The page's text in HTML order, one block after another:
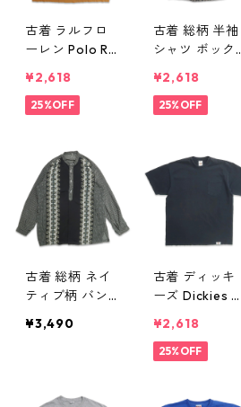
古着 ラルフロ
ーレン Polo Ral
ポロシャツ ワ
ンポイント オ
w50528
¥2,618
25%OFF
古着 総柄 半袖
シャツ ボック
記：-- gd406
062n w50527
¥2,618
25%OFF
古着 総柄 ネイ
ティブ柄 バン
シャツ 表記：-
¥3,490
古着 ディッキ
ーズ Dickies ポ
ブラック 表
記：XL gd40
¥2,618
25%OFF